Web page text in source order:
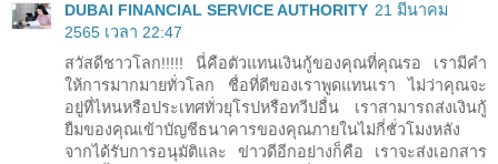
DUBAI FINANCIAL SERVICE AUTHORITY 21 มีนาคม
2565 เวลา 22:47
สวัสดีชาวโลก!!!!! นี่คือตัวแทนเงินกู้ของคุณที่คุณรอ เรามีคำ
ให้การมากมายทั่วโลก ชื่อที่ดีของเราพูดแทนเรา ไม่ว่าคุณจะ
อยู่ที่ไหนหรือประเทศทั่วยุโรปหรือทวีปอื่น เราสามารถส่งเงินกู้
ยืมของคุณเข้าบัญชีธนาคารของคุณภายในไม่กี่ชั่วโมงหลัง
จากได้รับการอนุมัติและ ข่าวดีอีกอย่างก็คือ เราจะส่งเอกสาร